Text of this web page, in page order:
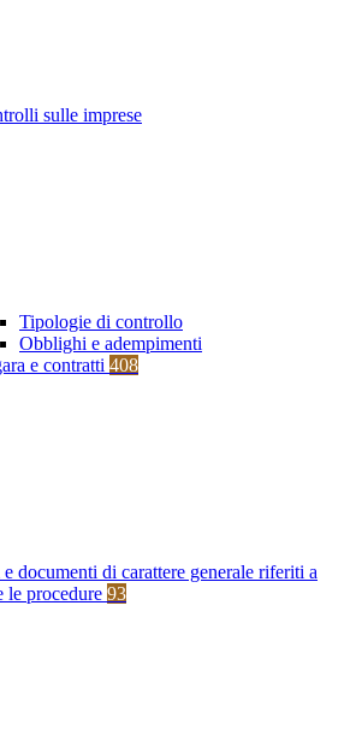
sulle imprese
Tipologie di controllo
Obblighi e adempimenti
e contratti 408
documenti di carattere generale riferiti a
le procedure 93